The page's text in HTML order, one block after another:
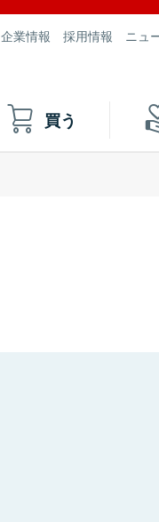
企業情報 採用情報 ニュ
買う